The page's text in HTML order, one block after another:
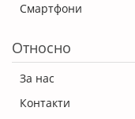
Смартфони
Относно
За нас
Контакти